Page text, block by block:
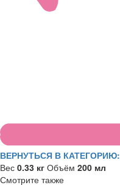
ВЕРНУТЬСЯ В КАТЕГОРИЮ:
Вес 0.33 кг Объём 200 мл
Смотрите также